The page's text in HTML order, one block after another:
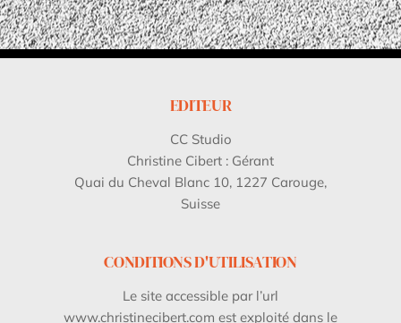
EDITEUR
CC Studio
Christine Cibert : Gérant
Quai du Cheval Blanc 10, 1227 Carouge,
Suisse
CONDITIONS D'UTILISATION
Le site accessible par l’url
www.christinecibert.com est exploité dans le